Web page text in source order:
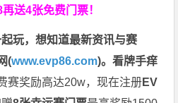
再送4张免费门票！
玩，想知道最新资讯与赛
(www.evp86.com)。看牌手痒
赛奖励高达20w，现在注册EV